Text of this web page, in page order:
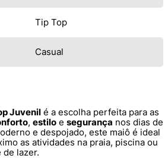
Tip Top
Casual
Juvenil é a escolha perfeita para as
, estilo e segurança nos dias de
e despojado, este maiô é ideal
as atividades na praia, piscina ou
de lazer.